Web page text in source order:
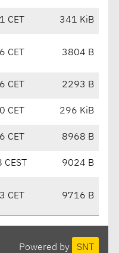
CET 341 KiB
CET 3804 B
CET 2293 B
CET 296 KiB
CET 8968 B
9024 B
CET 9716 B
Powered by SNT